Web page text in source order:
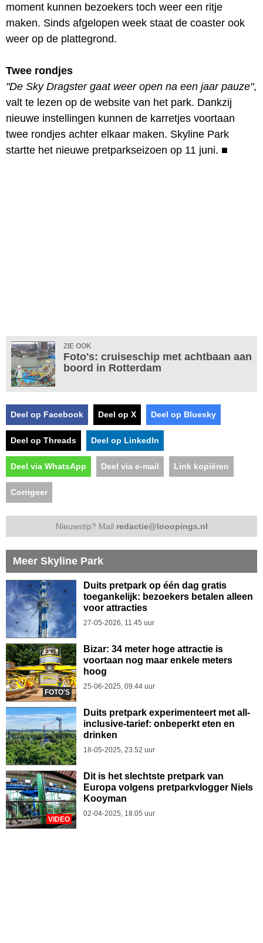
moment kunnen bezoekers toch weer een ritje
maken. Sinds afgelopen week staat de coaster ook
weer op de plattegrond.
Twee rondjes
"De Sky Dragster gaat weer open na een jaar pauze",
valt te lezen op de website van het park. Dankzij
nieuwe instellingen kunnen de karretjes voortaan
twee rondjes achter elkaar maken. Skyline Park
startte het nieuwe pretparkseizoen op 11 juni. ■
ZIE OOK
Foto's: cruiseschip met achtbaan aan
boord in Rotterdam
Deel op Facebook Deel op X Deel op Bluesky
Deel op Threads Deel op LinkedIn
Deel via WhatsApp Deel via e-mail Link kopiëren
Corrigeer
Nieuwstip? Mail redactie@looopings.nl
Meer Skyline Park
Duits pretpark op één dag gratis
toegankelijk: bezoekers betalen alleen
voor attracties
27-05-2026, 11.45 uur
FOTO'S
Bizar: 34 meter hoge attractie is
voortaan nog maar enkele meters
hoog
25-06-2025, 09.44 uur
Duits pretpark experimenteert met all-
inclusive-tarief: onbeperkt eten en
drinken
18-05-2025, 23.52 uur
VIDEO
Dit is het slechtste pretpark van
Europa volgens pretparkvlogger Niels
Kooyman
02-04-2025, 18.05 uur